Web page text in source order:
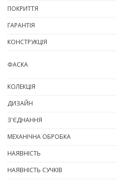
ПОКРИТТЯ
ГАРАНТІЯ
КОНСТРУКЦІЯ
ФАСКА
КОЛЕКЦІЯ
ДИЗАЙН
З'ЄДНАННЯ
МЕХАНІЧНА ОБРОБКА
НАЯВНІСТЬ
НАЯВНІСТЬ СУЧКІВ